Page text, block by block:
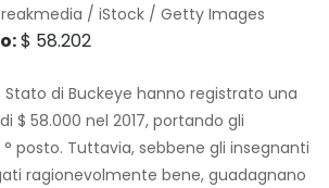
/ iStock / Getty Images
$ 58.202
Stato di Buckeye hanno registrato una
$ 58.000 nel 2017, portando gli
° posto. Tuttavia, sebbene gli insegnanti
ragionevolmente bene, guadagnano